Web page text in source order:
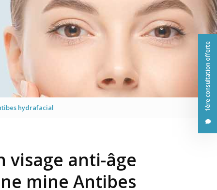
1ère consultation offerte
corps
hydrafacial
visage anti-âge
mine Antibes